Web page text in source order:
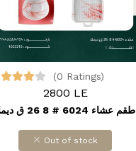
(0 Ratings)
2800 LE
طقم عشاء 6024 # 8 26 ق ديملا
Out of stock